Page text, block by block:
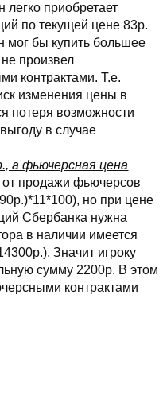
легко приобретает
по текущей цене 83р.
мог бы купить большее
произвел
контрактами. Т.е.
изменения цены в
потеря возможности
в случае
а фьючерсная цена
продажи фьючерсов
но при цене
Сбербанка нужна
в наличии имеется
Значит игроку
сумму 2200р. В этом
контрактами